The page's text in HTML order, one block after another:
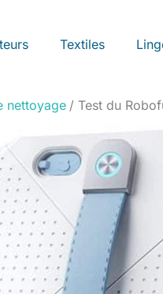
Textiles
nettoyage Test du